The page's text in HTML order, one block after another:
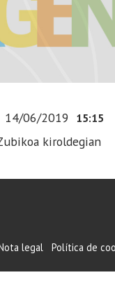
14/06/2019 15:15
kiroldegian
legal Política de